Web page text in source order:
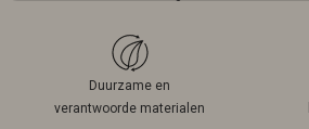
Duurzame en
verantwoorde materialen